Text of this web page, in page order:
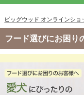
ビッグウッド オンラインショ
フード選びにお困り